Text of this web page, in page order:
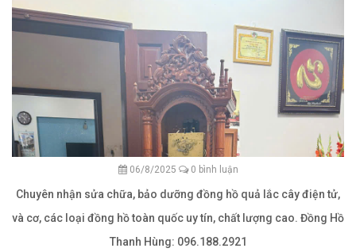
06/8/2025 0 bình luận
Chuyên nhận sửa chữa, bảo dưỡng đồng hồ quả lắc cây điện tử,
và cơ, các loại đồng hồ toàn quốc uy tín, chất lượng cao. Đồng Hồ
Thanh Hùng: 096.188.2921